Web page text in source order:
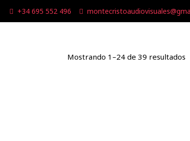
+34 695 552 496
Mostrando 1–24 de 39 resultados